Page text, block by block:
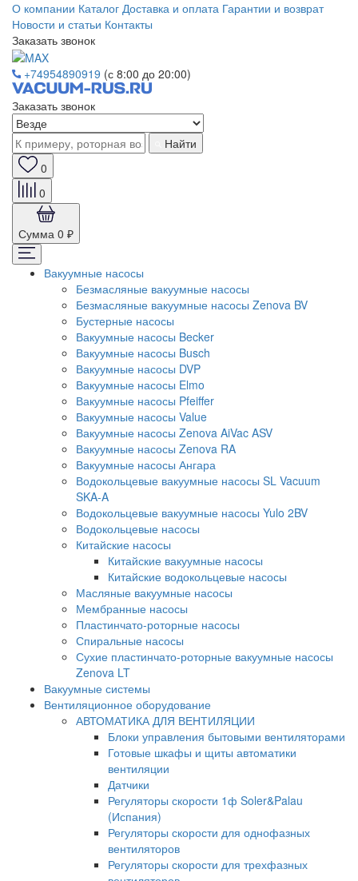
О компании Каталог Доставка и оплата Гарантии и возврат
Новости и статьи Контакты
Заказать звонок
+74954890919 (с 8:00 до 20:00)
Заказать звонок
Найти
0
0
Сумма 0 ₽
Вакуумные насосы
Безмасляные вакуумные насосы
Безмасляные вакуумные насосы Zenova BV
Бустерные насосы
Вакуумные насосы Becker
Вакуумные насосы Busch
Вакуумные насосы DVP
Вакуумные насосы Elmo
Вакуумные насосы Pfeiffer
Вакуумные насосы Value
Вакуумные насосы Zenova AiVac ASV
Вакуумные насосы Zenova RA
Вакуумные насосы Ангара
Водокольцевые вакуумные насосы SL Vacuum
SKA-A
Водокольцевые вакуумные насосы Yulo 2BV
Водокольцевые насосы
Китайские насосы
Китайские вакуумные насосы
Китайские водокольцевые насосы
Масляные вакуумные насосы
Мембранные насосы
Пластинчато-роторные насосы
Спиральные насосы
Сухие пластинчато-роторные вакуумные насосы
Zenova LT
Вакуумные системы
Вентиляционное оборудование
АВТОМАТИКА ДЛЯ ВЕНТИЛЯЦИИ
Блоки управления бытовыми вентиляторами
Готовые шкафы и щиты автоматики
вентиляции
Датчики
Регуляторы скорости 1ф Soler&Palau
(Испания)
Регуляторы скорости для однофазных
вентиляторов
Регуляторы скорости для трехфазных